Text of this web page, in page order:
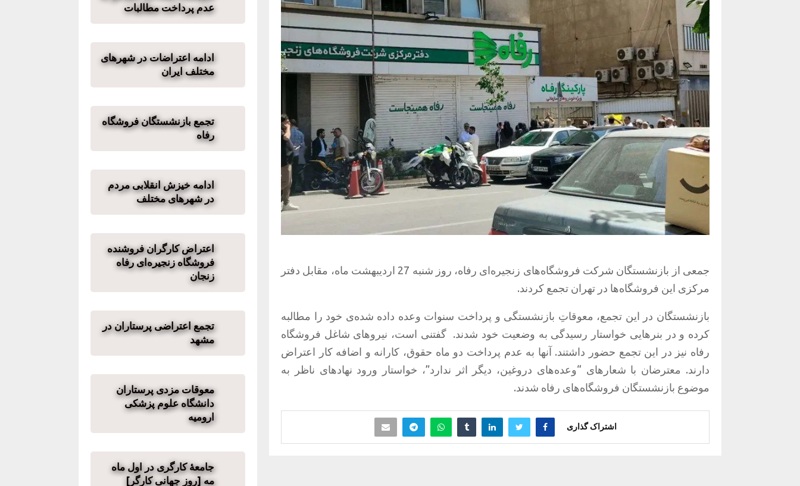
جمعی از بازنشستگان شرکت فروشگاه‌های زنجیره‌ای رفاه، روز شنبه 27 اردیبهشت ماه، مقابل دفتر
مرکزی این فروشگاه‌ها در تهران تجمع کردند.
بازنشستگان در این تجمع، معوقاتِ بازنشستگی و پرداخت سنوات وعده داده شده‌ی خود را مطالبه
کرده و در بنرهایی خواستار رسیدگی به وضعیت خود شدند. گفتنی است، نیروهای شاغل فروشگاه
رفاه نیز در این تجمع حضور داشتند. آنها به عدم پرداخت دو ماه حقوق، کارانه و اضافه کار اعتراض
دارند. معترضان با شعارهای “وعده‌های دروغین، دیگر اثر ندارد”، خواستار ورود نهادهای ناظر به
موضوع بازنشستگان فروشگاه‌های رفاه شدند.
اشتراک گذاری
عدم پرداخت مطالبات
ادامه اعتراضات در شهرهای
مختلف ایران
تجمع بازنشستگان فروشگاه
رفاه
ادامه خیزش انقلابی مردم
در شهرهای مختلف
اعتراض کارگران فروشنده
فروشگاه زنجیره‌ای رفاه
زنجان
تجمع اعتراضی پرستاران در
مشهد
معوقات مزدی پرستاران
دانشگاه علوم پزشکی
ارومیه
جامعهٔ کارگری در اول ماه
مه [روز جهانی کارگر]